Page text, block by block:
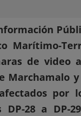
Marítimo-
de video
Marchamalo
por
28 a DP-